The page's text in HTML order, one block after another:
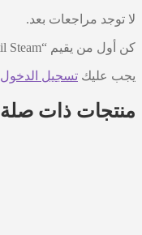
لا توجد مراجعات بعد.
كن أول من يقيم “PLAYERUNKNOWN’S BATTLEGROUNDS (PUBG) skins – til Steam”
يجب عليك تسجيل الدخول
منتجات ذات صلة